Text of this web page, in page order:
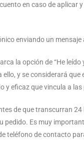
en caso de aplicar
enviando un mensaje
la opción de “He
y se considerará
y eficaz que vincula a las
de que transcurran
pedido. Es muy
teléfono de contacto